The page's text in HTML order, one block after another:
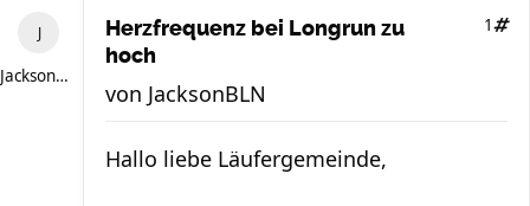
JacksonBLN
Herzfrequenz bei Longrun zu
hoch
1
von JacksonBLN
Hallo liebe Läufergemeinde,